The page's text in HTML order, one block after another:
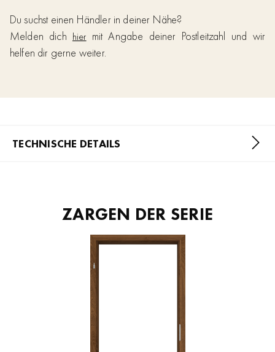
Du suchst einen Händler in deiner Nähe?
Melden dich hier mit Angabe deiner Postleitzahl und wir
helfen dir gerne weiter.
TECHNISCHE DETAILS
ZARGEN DER SERIE